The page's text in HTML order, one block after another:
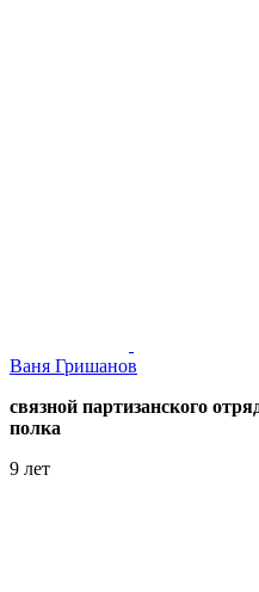
Ваня Гришанов
связной партизанского
полка
9 лет